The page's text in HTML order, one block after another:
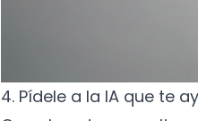
4. Pídele a la IA que te